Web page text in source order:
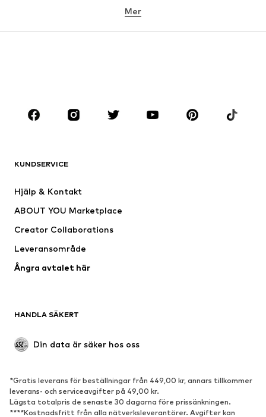
Underkläder
Kjolar
Blusar & tunikor
Premium
Nytt
Underkläder
Kappor
Badkläder
Upcycling
Populärt
Sneakers
Stövletter
Mer
KUNDSERVICE
Hjälp & Kontakt
ABOUT YOU Marketplace
Creator Collaborations
Leveransområde
Ångra avtalet här
HANDLA SÄKERT
Din data är säker hos oss
*Gratis leverans för beställningar från 449,00 kr, annars tillkommer
leverans- och serviceavgifter på 49,00 kr.
Lägsta totalpris de senaste 30 dagarna före prissänkningen.
****Kostnadsfritt från alla nätverksleverantörer. Avgifter kan